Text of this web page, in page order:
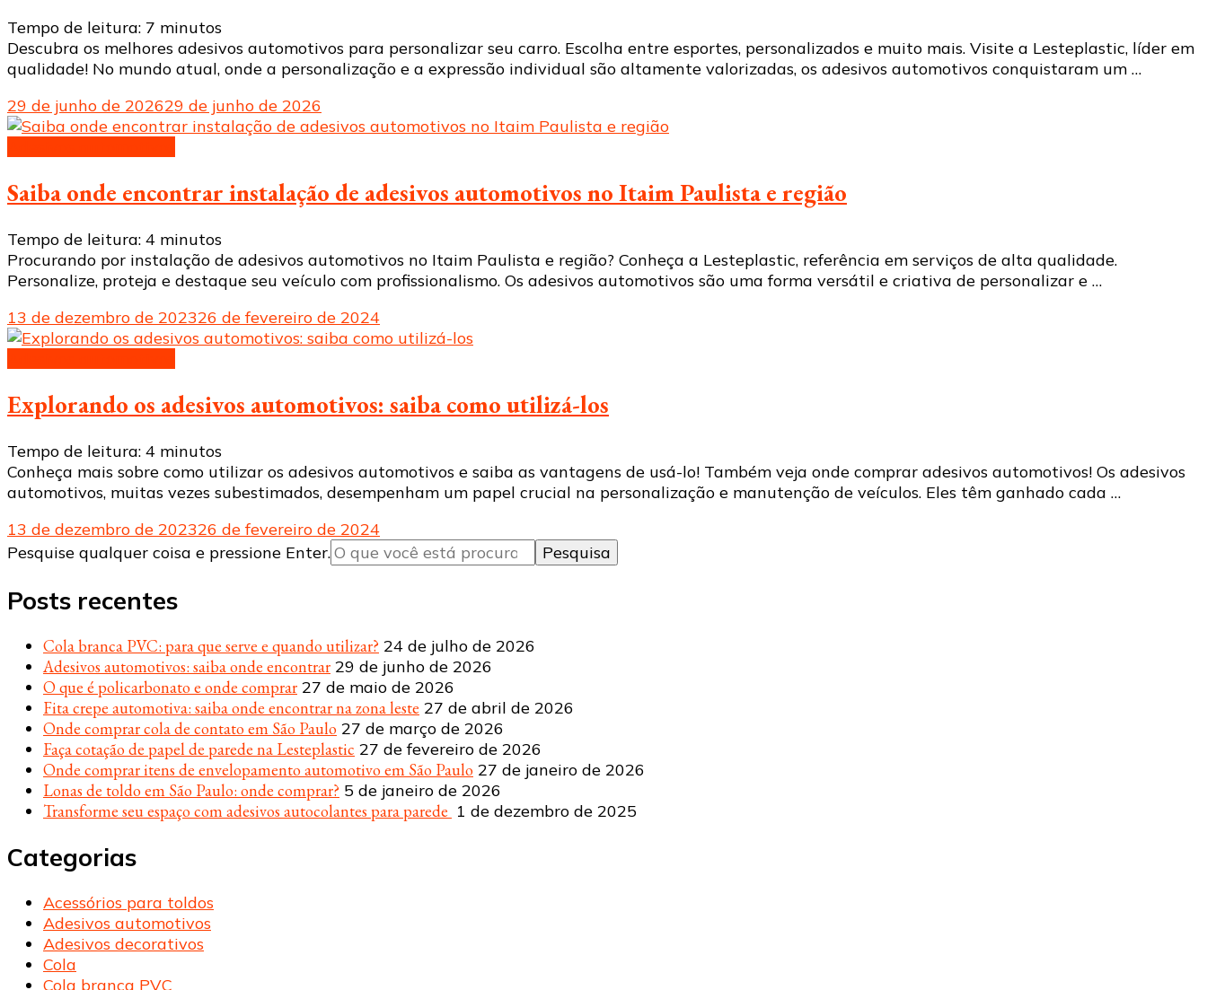
Tempo de leitura: 7 minutos
Descubra os melhores adesivos automotivos para personalizar seu carro. Escolha entre esportes, personalizados e muito mais. Visite a Lesteplastic, líder em
qualidade! No mundo atual, onde a personalização e a expressão individual são altamente valorizadas, os adesivos automotivos conquistaram um …
29 de junho de 202629 de junho de 2026
Saiba onde encontrar instalação de adesivos automotivos no Itaim Paulista e região
Tempo de leitura: 4 minutos
Procurando por instalação de adesivos automotivos no Itaim Paulista e região? Conheça a Lesteplastic, referência em serviços de alta qualidade.
Personalize, proteja e destaque seu veículo com profissionalismo. Os adesivos automotivos são uma forma versátil e criativa de personalizar e …
13 de dezembro de 202326 de fevereiro de 2024
Explorando os adesivos automotivos: saiba como utilizá-los
Tempo de leitura: 4 minutos
Conheça mais sobre como utilizar os adesivos automotivos e saiba as vantagens de usá-lo! Também veja onde comprar adesivos automotivos! Os adesivos
automotivos, muitas vezes subestimados, desempenham um papel crucial na personalização e manutenção de veículos. Eles têm ganhado cada …
13 de dezembro de 202326 de fevereiro de 2024
Procurando
Pesquise qualquer coisa e pressione Enter.
Posts recentes
Cola branca PVC: para que serve e quando utilizar? 24 de julho de 2026
Adesivos automotivos: saiba onde encontrar 29 de junho de 2026
O que é policarbonato e onde comprar 27 de maio de 2026
Fita crepe automotiva: saiba onde encontrar na zona leste 27 de abril de 2026
Onde comprar cola de contato em São Paulo 27 de março de 2026
Faça cotação de papel de parede na Lesteplastic 27 de fevereiro de 2026
Onde comprar itens de envelopamento automotivo em São Paulo 27 de janeiro de 2026
Lonas de toldo em São Paulo: onde comprar? 5 de janeiro de 2026
Transforme seu espaço com adesivos autocolantes para parede 1 de dezembro de 2025
Categorias
Acessórios para toldos
Adesivos automotivos
Adesivos decorativos
Cola
Cola branca PVC